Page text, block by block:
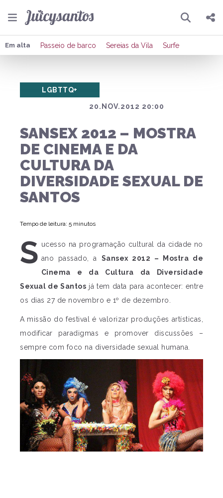
Pesquisar
Compartilhar
Publicar no X
Em alta Passeio de barco Sereias da Vila Surfe
20.NOV.2012 20:00
LGBTTQ+
SANSEX 2012 – MOSTRA
DE CINEMA E DA
CULTURA DA
DIVERSIDADE SEXUAL DE
SANTOS
Tempo de leitura: 5 minutos
S ucesso na programação cultural da cidade no
ano passado, a Sansex 2012 – Mostra de
Cinema e da Cultura da Diversidade
Sexual de Santos já tem data para acontecer: entre
os dias 27 de novembro e 1º de dezembro.
A missão do festival é valorizar produções artísticas,
modificar paradigmas e promover discussões –
sempre com foco na diversidade sexual humana.